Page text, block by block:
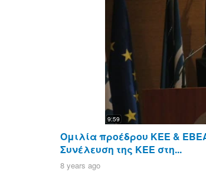
9:59
Ομιλία προέδρου ΚΕΕ &
Συνέλευση της ΚΕΕ στη...
8 years ago